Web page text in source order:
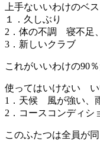
上手ないいわけのベ
１．久しぶり
2．体の不調 寝不足
3．新しいクラブ
これがいいわけの90％
使ってはいけない い
1．天候 風が強い、
2．コースコンディ
このふたつは全員が